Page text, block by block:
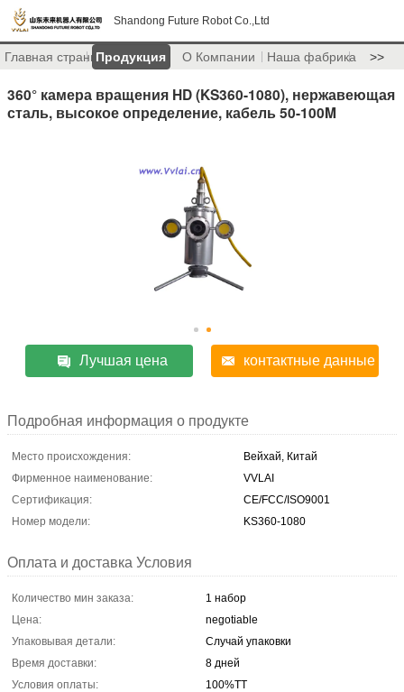
Shandong Future Robot Co.,Ltd
Главная страницаПродукция О Компании Наша фабрика >>
360° камера вращения HD (KS360-1080), нержавеющая
сталь, высокое определение, кабель 50-100M
Лучшая цена контактные данные
Подробная информация о продукте
Место происхождения:
Вейхай, Китай
Фирменное наименование:
VVLAI
Сертификация:
CE/FCC/ISO9001
Номер модели:
KS360-1080
Оплата и доставка Условия
Количество мин заказа:
1 набор
Цена:
negotiable
Упаковывая детали:
Случай упаковки
Время доставки:
8 дней
Условия оплаты:
100%TT